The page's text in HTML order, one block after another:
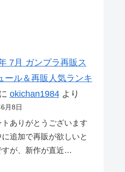
7月 ガンプラ再販ス
ール＆再販人気ランキ
okichan1984より
月8日
トありがとうございます
追加で再販が欲しいと
すが、新作が直近…